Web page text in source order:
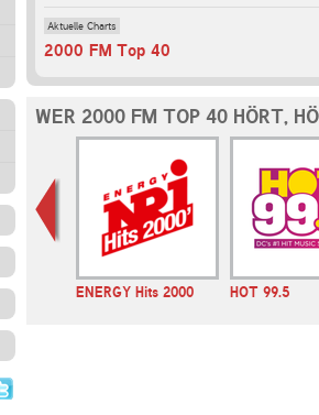
Aktuelle Charts
2000 FM Top 40
WER 2000 FM TOP 40 HÖRT,
ENERGY Hits 2000 HOT 99.5